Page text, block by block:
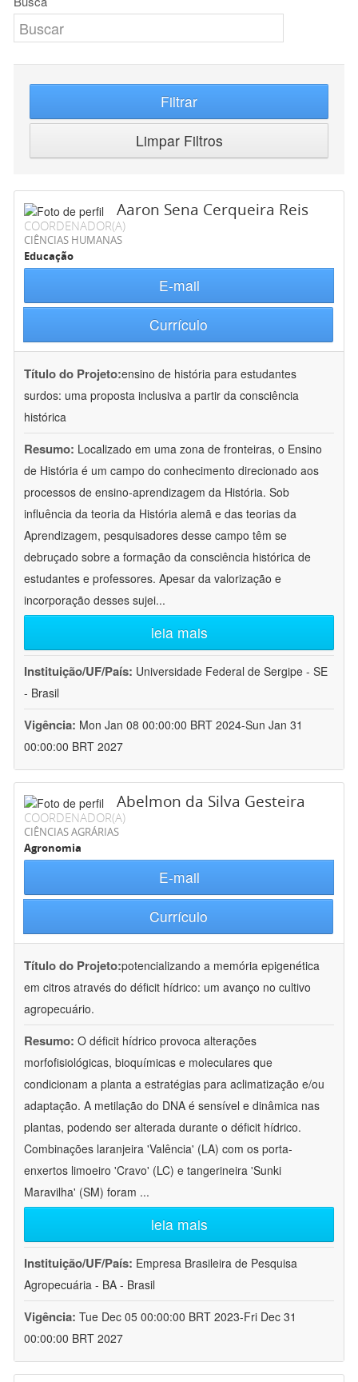
Filtrar
Limpar Filtros
Aaron Sena Cerqueira Reis
COORDENADOR(A)
CIÊNCIAS HUMANAS
Educação
E-mail
Currículo
Título do Projeto:ensino de história para estudantes
surdos: uma proposta inclusiva a partir da consciência
histórica
Resumo: Localizado em uma zona de fronteiras, o Ensino
de História é um campo do conhecimento direcionado aos
processos de ensino-aprendizagem da História. Sob
influência da teoria da História alemã e das teorias da
Aprendizagem, pesquisadores desse campo têm se
debruçado sobre a formação da consciência histórica de
estudantes e professores. Apesar da valorização e
incorporação desses sujei...
leia mais
Instituição/UF/País: Universidade Federal de Sergipe - SE
- Brasil
Vigência: Mon Jan 08 00:00:00 BRT 2024-Sun Jan 31
00:00:00 BRT 2027
Abelmon da Silva Gesteira
COORDENADOR(A)
CIÊNCIAS AGRÁRIAS
Agronomia
E-mail
Currículo
Título do Projeto:potencializando a memória epigenética
em citros através do déficit hídrico: um avanço no cultivo
agropecuário.
Resumo: O déficit hídrico provoca alterações
morfofisiológicas, bioquímicas e moleculares que
condicionam a planta a estratégias para aclimatização e/ou
adaptação. A metilação do DNA é sensível e dinâmica nas
plantas, podendo ser alterada durante o déficit hídrico.
Combinações laranjeira 'Valência' (LA) com os porta-
enxertos limoeiro 'Cravo' (LC) e tangerineira 'Sunki
Maravilha' (SM) foram ...
leia mais
Instituição/UF/País: Empresa Brasileira de Pesquisa
Agropecuária - BA - Brasil
Vigência: Tue Dec 05 00:00:00 BRT 2023-Fri Dec 31
00:00:00 BRT 2027